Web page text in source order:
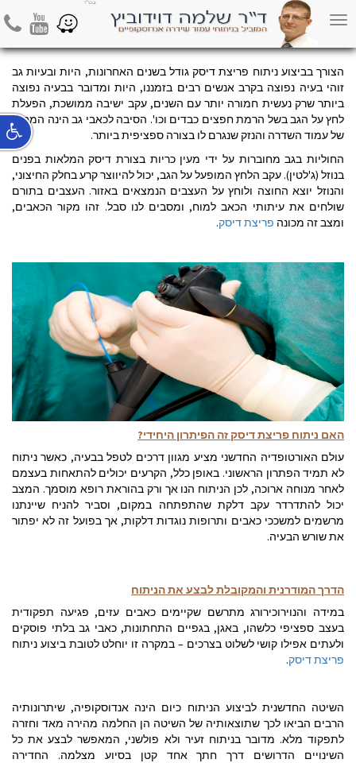
Toggle
navigation
Youtube Waze
הצורך בביצוע ניתוח פריצת דיסק גודל בשנים האחרונות, היות ובעיות גב
זוהי בעיה נפוצה בקרב אנשים רבים בזמננו, היות ומדובר בבעיה נפוצה
ביותר שרק נעשית חמורה יותר עם השנים, עקב ישיבה ממושכת, הפעלת
לחץ על הגב בשל הרמת חפצים כבדים וכו'. הסיבה לכאבי גב הינה המבנה
של עמוד השדרה והנזק שנגרם לו בצורה ספציפית ביותר.
החוליות בגב מחוברות על ידי מעין כריות בצורת דיסק המלאות בפנים
בנוזל (ג'לטין). עקב הלחץ המופעל על הגב, יכול להיווצר קרע בחלק החיצוני,
והנוזל יוצא החוצה ולוחץ על העצבים הנמצאים באזור. העצבים בתורם
שולחים את עיתותי הכאב למוח, ומסבים לנו סבל. זהו מקור הכאבים,
ומצב זה מכונה פריצת דיסק.
האם ניתוח פריצת דיסק זה הפיתרון היחידי?
עולם האורטופדיה החדשני מציע מגוון דרכים לטפל בבעיה, כאשר ניתוח
לא תמיד הפתרון הראשוני. באופן כלל, הקרעים יכולים להתאחות בעצמם
לאחר מנוחה ארוכה, לכן הניתוח הנו אך ורק בהוראת רופא מוסמך. המצב
יכול להתדרדר עקב דלקת שהתפתחה במקום, וסביר להניח שיינתנו
מרשמים למשככי כאבים ותרופות נוגדות דלקות, אך בפועל זה לא יפתור
את שורש הבעיה.
הדרך המודרנית והמקובלת לבצע את הניתוח
במידה והנוירוכירורג מתרשם שקיימים כאבים עזים, פגיעה תפקודית
בעצב ספציפי כלשהו, באגן, בגפיים התחתונות, כאבי גב בלתי פוסקים
ולעתים אפילו קושי לשלוט בצרכים – במקרה זו יוחלט לטובת ביצוע ניתוח
פריצת דיסק.
השיטה החדשנית לביצוע הניתוח כיום הינה אנדוסקופיה, שיתרונותיה
הרבים הביאו לכך שתוצאותיה של השיטה הן החלמה מהירה מאד וחזרה
לתפקוד מלא. מדובר בניתוח זעיר ולא פולשני, המאפשר לבצע את כל
השינויים הדרושים דרך חתך אחד קטן בסיוע מצלמה. החדירה